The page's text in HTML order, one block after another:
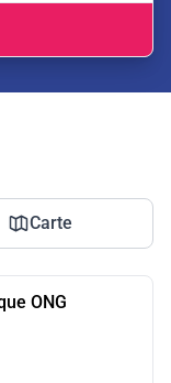
Carte
ONG